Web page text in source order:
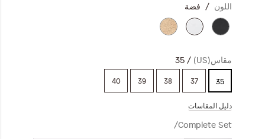
اللون فضة
مقاس(US) 35
35
37
38
39
40
دليل المقاسات
Complete Set/